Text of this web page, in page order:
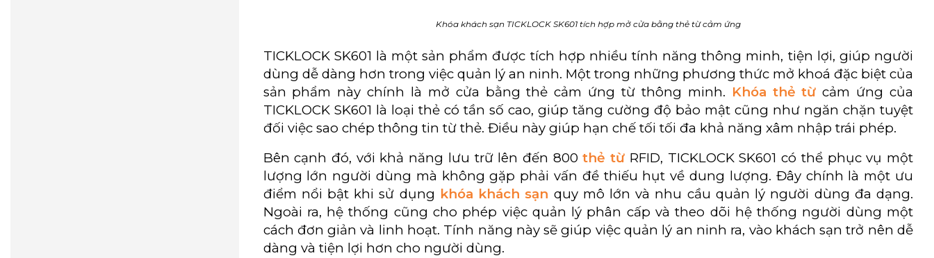
Khóa khách sạn TICKLOCK SK601 tích hợp mở cửa bằng thẻ từ cảm ứng
TICKLOCK SK601 là một sản phẩm được tích hợp nhiều tính năng thông minh, tiện lợi, giúp người
dùng dễ dàng hơn trong việc quản lý an ninh. Một trong những phương thức mở khoá đặc biệt của
sản phẩm này chính là mở cửa bằng thẻ cảm ứng từ thông minh. Khóa thẻ từ cảm ứng của
TICKLOCK SK601 là loại thẻ có tần số cao, giúp tăng cường độ bảo mật cũng như ngăn chặn tuyệt
đối việc sao chép thông tin từ thẻ. Điều này giúp hạn chế tối tối đa khả năng xâm nhập trái phép.
Bên cạnh đó, với khả năng lưu trữ lên đến 800thẻ từ RFID, TICKLOCK SK601 có thể phục vụ một
lượng lớn người dùng mà không gặp phải vấn đề thiếu hụt về dung lượng. Đây chính là một ưu
điểm nổi bật khi sử dụng khóa khách sạn quy mô lớn và nhu cầu quản lý người dùng đa dạng.
Ngoài ra, hệ thống cũng cho phép việc quản lý phân cấp và theo dõi hệ thống người dùng một
cách đơn giản và linh hoạt. Tính năng này sẽ giúp việc quản lý an ninh ra, vào khách sạn trở nên dễ
dàng và tiện lợi hơn cho người dùng.